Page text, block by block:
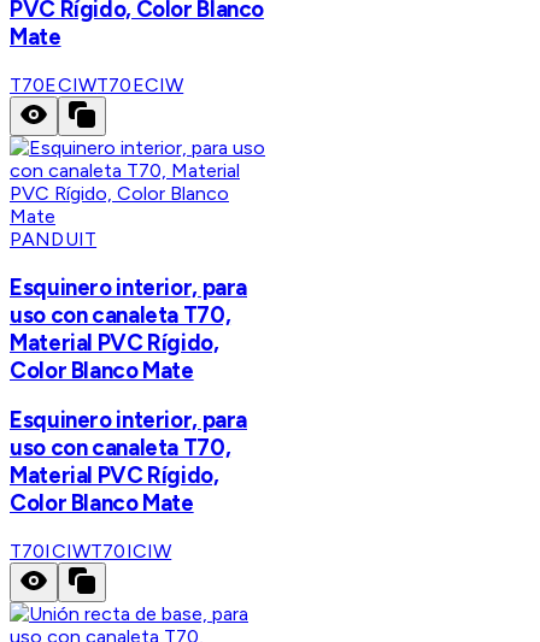
PVC Rígido, Color Blanco
Mate
T70ECIWT70ECIW
PANDUIT
Esquinero interior, para
uso con canaleta T70,
Material PVC Rígido,
Color Blanco Mate
Esquinero interior, para
uso con canaleta T70,
Material PVC Rígido,
Color Blanco Mate
T70ICIWT70ICIW